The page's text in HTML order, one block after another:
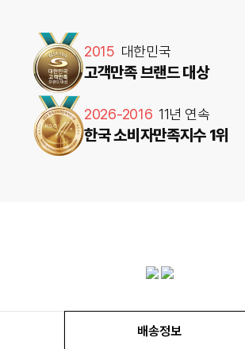
2015 대한민국
고객만족 브랜드 대상
2026-2016 11년 연속
한국 소비자만족지수 1위
배송정보